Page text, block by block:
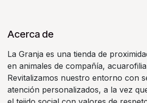
Acerca de
La Granja es una tienda de
en animales de compañía,
Revitalizamos nuestro entorno con
atención personalizados, a la vez